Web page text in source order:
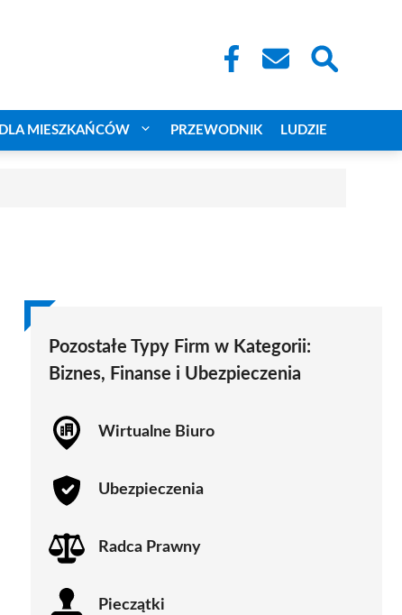
DLA MIESZKAŃCÓW PRZEWODNIK LUDZIE
Pozostałe Typy Firm w Kategorii:
Biznes, Finanse i Ubezpieczenia
Wirtualne Biuro
Ubezpieczenia
Radca Prawny
Pieczątki